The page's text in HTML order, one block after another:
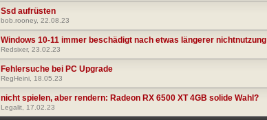
Ssd aufrüsten
bob.rooney, 22.08.23
Windows 10-11 immer beschädigt nach etwas längerer nichtnutzung
Redsixer, 23.02.23
Fehlersuche bei PC Upgrade
RegHeini, 18.05.23
nicht spielen, aber rendern: Radeon RX 6500 XT 4GB solide Wahl?
Legalit, 17.02.23